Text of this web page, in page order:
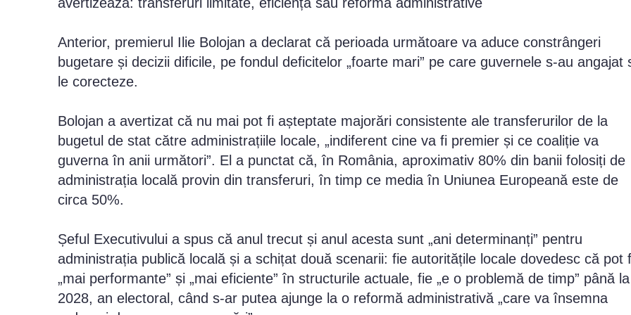
Anterior, premierul Ilie Bolojan a declarat că perioada următoare va aduce constrângeri
bugetare și decizii dificile, pe fondul deficitelor „foarte mari” pe care guvernele s-au angajat
le corecteze.
Bolojan a avertizat că nu mai pot fi așteptate majorări consistente ale transferurilor de la
bugetul de stat către administrațiile locale, „indiferent cine va fi premier și ce coaliție va
guverna în anii următori”. El a punctat că, în România, aproximativ 80% din banii folosiți de
administrația locală provin din transferuri, în timp ce media în Uniunea Europeană este de
circa 50%.
Șeful Executivului a spus că anul trecut și anul acesta sunt „ani determinanți” pentru
administrația publică locală și a schițat două scenarii: fie autoritățile locale dovedesc că pot
„mai performante” și „mai eficiente” în structurile actuale, fie „e o problemă de timp” până la
2028, an electoral, când s-ar putea ajunge la o reformă administrativă „care va însemna